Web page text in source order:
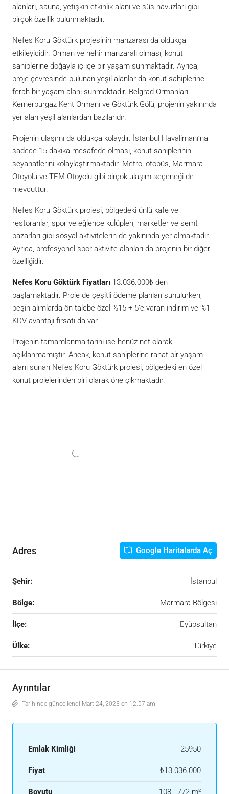
alanları, sauna, yetişkin etkinlik alanı ve süs havuzları gibi
birçok özellik bulunmaktadır.
Nefes Koru Göktürk projesinin manzarası da oldukça
etkileyicidir. Orman ve nehir manzaralı olması, konut
sahiplerine doğayla iç içe bir yaşam sunmaktadır. Ayrıca,
proje çevresinde bulunan yeşil alanlar da konut sahiplerine
ferah bir yaşam alanı sunmaktadır. Belgrad Ormanları,
Kemerburgaz Kent Ormanı ve Göktürk Gölü, projenin yakınında
yer alan yeşil alanlardan bazılarıdır.
Projenin ulaşımı da oldukça kolaydır. İstanbul Havalimanı’na
sadece 15 dakika mesafede olması, konut sahiplerinin
seyahatlerini kolaylaştırmaktadır. Metro, otobüs, Marmara
Otoyolu ve TEM Otoyolu gibi birçok ulaşım seçeneği de
mevcuttur.
Nefes Koru Göktürk projesi, bölgedeki ünlü kafe ve
restoranlar, spor ve eğlence kulüpleri, marketler ve semt
pazarları gibi sosyal aktivitelerin de yakınında yer almaktadır.
Ayrıca, profesyonel spor aktivite alanları da projenin bir diğer
özelliğidir.
Nefes Koru Göktürk Fiyatları 13.036.000₺ den
başlamaktadır. Proje de çeşitli ödeme planları sunulurken,
peşin alımlarda ön talebe özel %15 + 5’e varan indirim ve %1
KDV avantajı fırsatı da var.
Projenin tamamlanma tarihi ise henüz net olarak
açıklanmamıştır. Ancak, konut sahiplerine rahat bir yaşam
alanı sunan Nefes Koru Göktürk projesi, bölgedeki en özel
konut projelerinden biri olarak öne çıkmaktadır.
Adres Google Haritalarda Aç
Şehir: İstanbul
Bölge: Marmara Bölgesi
İlçe: Eyüpsultan
Ülke: Türkiye
Ayrıntılar
Tarihinde güncellendi Mart 24, 2023 en 12:57 am
Emlak Kimliği 25950
Fiyat ₺13.036.000
Boyutu 108 - 772 m²